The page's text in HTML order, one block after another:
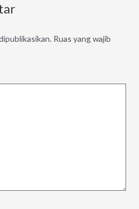
Ruas yang wajib